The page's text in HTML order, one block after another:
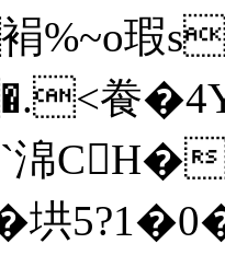
%~o瑕
飬
CH�